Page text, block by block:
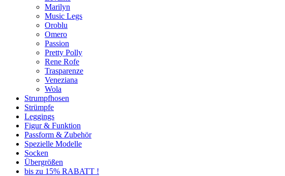
Marilyn
Music Legs
Oroblu
Omero
Passion
Pretty Polly
Rene Rofe
Trasparenze
Veneziana
Wola
Strumpfhosen
Strümpfe
Leggings
Figur & Funktion
Passform & Zubehör
Spezielle Modelle
Socken
Übergrößen
bis zu 15% RABATT !